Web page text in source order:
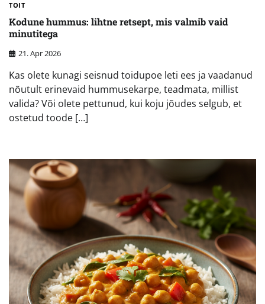
TOIT
Kodune hummus: lihtne retsept, mis valmib vaid
minutitega
21. Apr 2026
Kas olete kunagi seisnud toidupoe leti ees ja vaadanud
nõutult erinevaid hummusekarpe, teadmata, millist
valida? Või olete pettunud, kui koju jõudes selgub, et
ostetud toode […]